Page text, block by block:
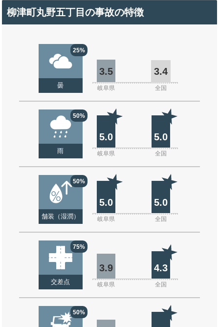
柳津町丸野五丁目の事故の特徴
25%
曇
3.5 3.4
岐阜県 全国
50%
雨
5.0 5.0
岐阜県 全国
50%
舗装（湿潤）
5.0 5.0
岐阜県 全国
75%
交差点
3.9 4.3
岐阜県 全国
50%